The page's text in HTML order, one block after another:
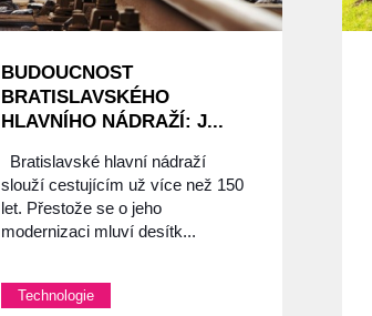
BUDOUCNOST
BRATISLAVSKÉHO
HLAVNÍHO NÁDRAŽÍ: J...
Bratislavské hlavní nádraží
slouží cestujícím už více než 150
let. Přestože se o jeho
modernizaci mluví desítk...
Technologie